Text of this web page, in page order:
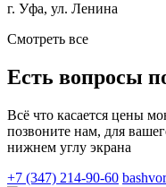
г. Уфа, ул. Ленина
Смотреть все
Есть вопросы
Всё что касается цены
позвоните нам, для
нижнем углу экрана
+7 (347) 214-90-60